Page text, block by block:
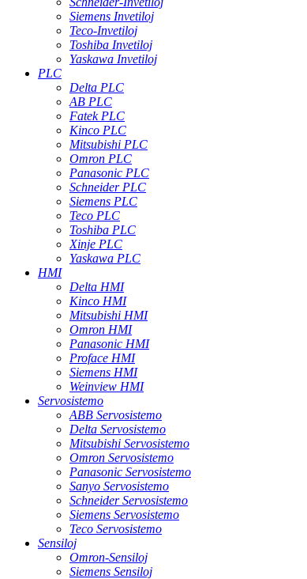
Siemens Invetiloj
Teco-Invetiloj
Toshiba Invetiloj
Yaskawa Invetiloj
PLC
Delta PLC
AB PLC
Fatek PLC
Kinco PLC
Mitsubishi PLC
Omron PLC
Panasonic PLC
Schneider PLC
Siemens PLC
Teco PLC
Toshiba PLC
Xinje PLC
Yaskawa PLC
HMI
Delta HMI
Kinco HMI
Mitsubishi HMI
Omron HMI
Panasonic HMI
Proface HMI
Siemens HMI
Weinview HMI
Servosistemo
ABB Servosistemo
Delta Servosistemo
Mitsubishi Servosistemo
Omron Servosistemo
Panasonic Servosistemo
Sanyo Servosistemo
Schneider Servosistemo
Siemens Servosistemo
Teco Servosistemo
Sensiloj
Omron-Sensiloj
Siemens Sensiloj